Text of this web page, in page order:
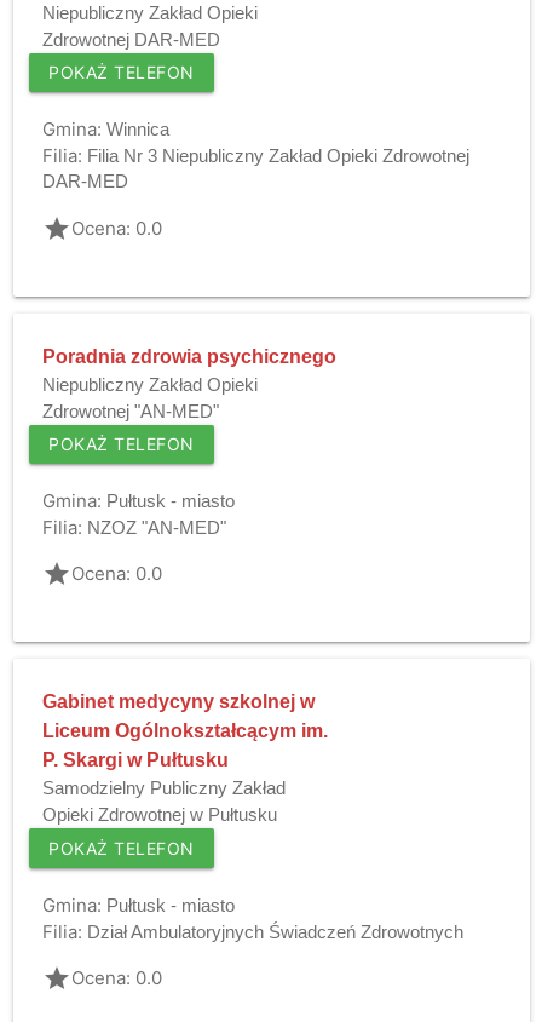
Niepubliczny Zakład Opieki
Zdrowotnej DAR-MED
POKAŻ TELEFON
Gmina: Winnica
Filia: Filia Nr 3 Niepubliczny Zakład Opieki Zdrowotnej
DAR-MED
gradeOcena: 0.0
Poradnia zdrowia psychicznego
Niepubliczny Zakład Opieki
Zdrowotnej "AN-MED"
POKAŻ TELEFON
Gmina: Pułtusk - miasto
Filia: NZOZ "AN-MED"
gradeOcena: 0.0
Gabinet medycyny szkolnej w
Liceum Ogólnokształcącym im.
P. Skargi w Pułtusku
Samodzielny Publiczny Zakład
Opieki Zdrowotnej w Pułtusku
POKAŻ TELEFON
Gmina: Pułtusk - miasto
Filia: Dział Ambulatoryjnych Świadczeń Zdrowotnych
gradeOcena: 0.0